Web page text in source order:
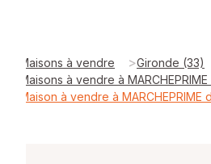
Maisons à vendre >Gironde (33)
Maisons à vendre à
Maison à vendre à MARCHEPRIME